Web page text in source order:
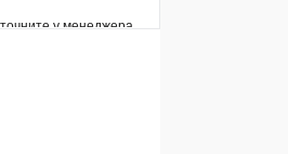
у менеджера